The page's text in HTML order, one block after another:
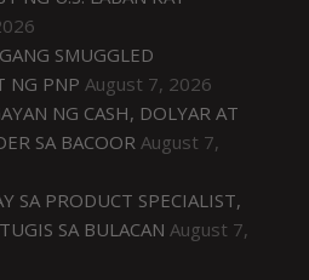
SMUGGLED
NG PNP August 7, 2026
NG CASH, DOLYAR AT
SA BACOOR August 7,
SA PRODUCT SPECIALIST,
SA BULACAN August 7,